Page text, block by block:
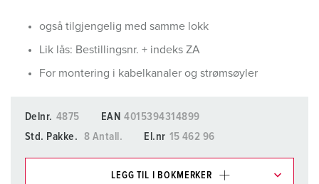
også tilgjengelig med samme lokk
Lik lås: Bestillingsnr. + indeks ZA
For montering i kabelkanaler og strømsøyler
Delnr. 4875 EAN 4015394314899
Std. Pakke.
8 Antall. El.nr 15 462 96
LEGG TIL I BOKMERKER